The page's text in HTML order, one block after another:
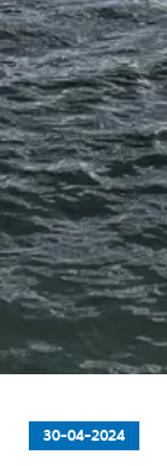
30-04-2024